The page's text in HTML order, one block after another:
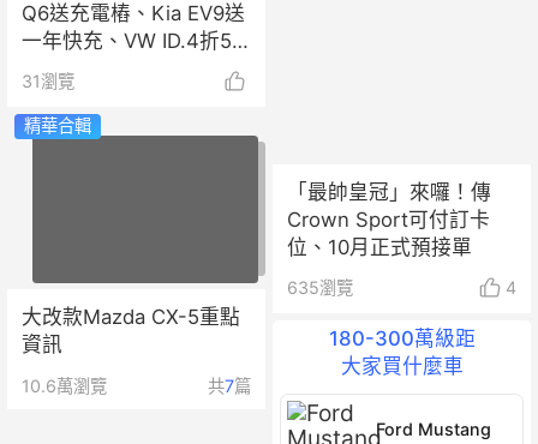
Q6送充電樁、Kia EV9送
一年快充、VW ID.4折5
萬！
31瀏覽
精華合輯
大改款Mazda CX-5重點
資訊
10.6萬瀏覽 共7篇
「最帥皇冠」來囉！傳
Crown Sport可付訂卡
位、10月正式預接單
635瀏覽 4
180-300萬級距
大家買什麼車
Ford Mustang